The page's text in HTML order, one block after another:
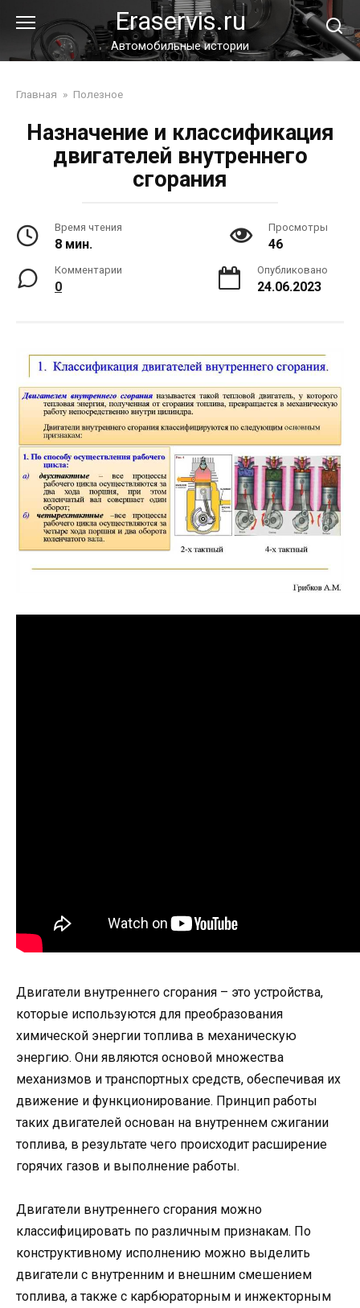
контенту
Eraservis.ru
Автомобильные истории
Главная » Полезное
Назначение и классификация
двигателей внутреннего
сгорания
Время чтения
8 мин.
Просмотры
46
Комментарии
0
Опубликовано
24.06.2023
Двигатели внутреннего сгорания – это устройства,
которые используются для преобразования
химической энергии топлива в механическую
энергию. Они являются основой множества
механизмов и транспортных средств, обеспечивая их
движение и функционирование. Принцип работы
таких двигателей основан на внутреннем сжигании
топлива, в результате чего происходит расширение
горячих газов и выполнение работы.
Двигатели внутреннего сгорания можно
классифицировать по различным признакам. По
конструктивному исполнению можно выделить
двигатели с внутренним и внешним смешением
топлива, а также с карбюраторным и инжекторным